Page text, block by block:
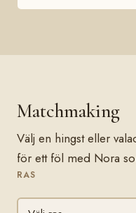
Matchmaking
Välj en hingst eller
för ett föl med Nora
RAS